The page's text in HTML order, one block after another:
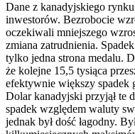
Dane z kanadyjskiego
inwestorów. Bezrobocie
oczekiwali mniejszego
zmiana zatrudnienia.
tylko jedna strona medalu.
że kolejne 15,5 tysiąca
efektywnie większy spadek
Dolar kanadyjski przyjął te
spadek względem waluty
jednak był dość łagodny.